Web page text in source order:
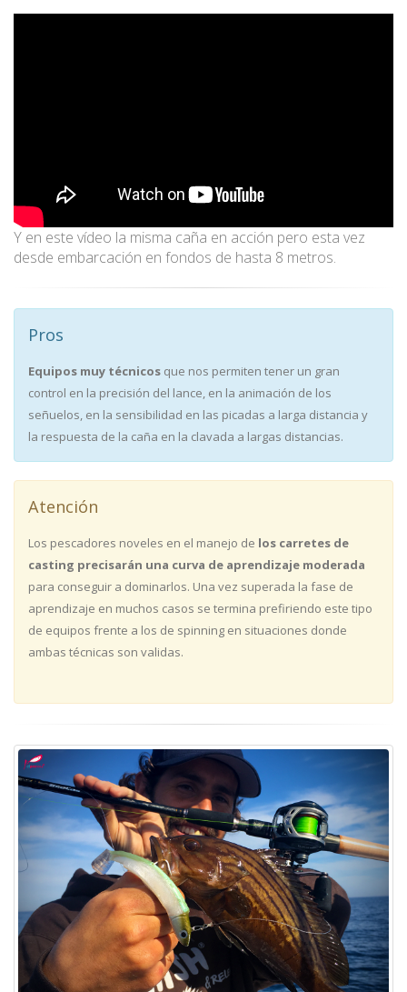
Y en este vídeo la misma caña en acción pero esta vez
desde embarcación en fondos de hasta 8 metros.
Pros
Equipos muy técnicos que nos permiten tener un gran
control en la precisión del lance, en la animación de los
señuelos, en la sensibilidad en las picadas a larga distancia y
la respuesta de la caña en la clavada a largas distancias.
Atención
Los pescadores noveles en el manejo de los carretes de
casting precisarán una curva de aprendizaje moderada
para conseguir a dominarlos. Una vez superada la fase de
aprendizaje en muchos casos se termina prefiriendo este tipo
de equipos frente a los de spinning en situaciones donde
ambas técnicas son validas.